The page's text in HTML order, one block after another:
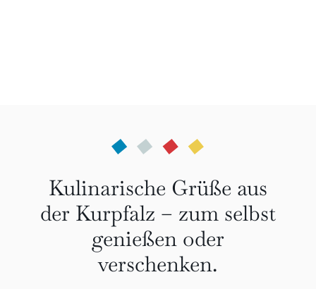
Kulinarische Grüße aus
der Kurpfalz – zum selbst
genießen oder
verschenken.